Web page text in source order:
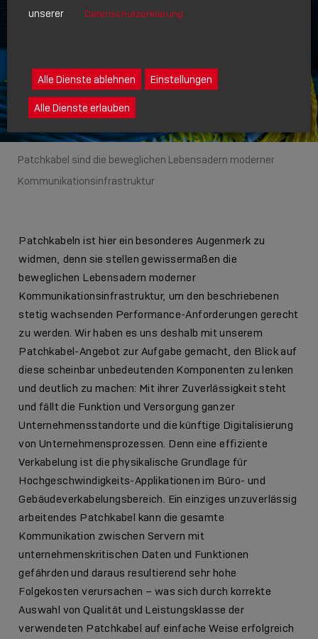
Patchkabel sind die beweglichen Lebensadern moderner
Kommunikationsinfrastruktur
Patchkabeln ist hier ein besonderes Augenmerk zu
widmen, denn sie stellen gewissermaßen die
beweglichen Lebensadern moderner
Kommunikationsinfrastruktur, um den beschriebenen
stetig wachsenden Performance-Anforderungen gerecht
zu werden. Wir haben es uns deshalb mit unserem
Patchkabel-Angebot zur Aufgabe gemacht, den Blick auf
diese scheinbar unbedeutenden Komponenten zu lenken
und deutlich zu machen: Mit ihrer Zuverlässigkeit steht
und fällt die Funktion und Versorgung ganzer
Unternehmensstandorte und die künftige Digitalisierung
von Unternehmensprozessen. Denn eine effiziente
Verkabelung ist die physikalische Grundlage für
Hochgeschwindigkeits-Applikationen im Büro- und
Gebäudeverkabelungsbereich. Ein einziges unzuverlässig
arbeitendes Patchkabel kann die gesamte
Kommunikation zwischen Servern mit
unternehmenskritischen Daten und Funktionen
gefährden und daraus resultierend sehr hohe
Folgekosten verursachen – was sich durch korrekte
Auswahl von Qualität und Leistungsklasse der
verwendeten Patchkabel auf einfache Weise erfolgreich
unserer Datenschutzerklärung
Alle Dienste ablehnen Einstellungen
Alle Dienste erlauben